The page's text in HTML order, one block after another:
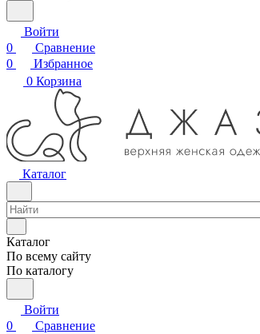
Войти
0
Сравнение
0
Избранное
0 Корзина
Каталог
Каталог
По всему сайту
По каталогу
Войти
0
Сравнение